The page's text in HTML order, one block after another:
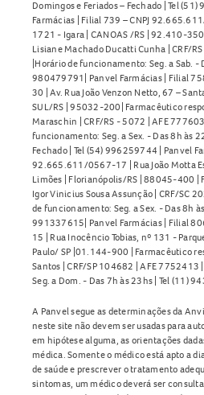
Domingos e Feriados – Fechado | Tel
Farmácias | Filial 739 – CNPJ
1721 - Igara | CANOAS /RS | 92.410-
Lisiane Machado Ducatti Cunha | CRF/
|Horário de funcionamento: Seg. a Sab. -
980479791| Panvel Farmácias | Filial
30 | Av. Rua João Venzon Netto, 67 –
SUL/RS | 95032-200| Farmacêutico
Maraschin | CRF/RS - 5072 | AFE
funcionamento: Seg. a Sex. - Das 8h às
Fechado | Tel (54) 996259744 | Panvel
92.665.611/0567-17 | Rua João Motta
Limões | Florianópolis/RS | 88045-400 |
Igor Vinicius Sousa Assunção | CRF/SC
de funcionamento: Seg. a Sex. - Das 8h
991337615| Panvel Farmácias | Filial
15 | Rua Inocêncio Tobias, nº 131 -
Paulo/ SP |01.144-900 | Farmacêutico
Santos | CRF/SP 104682 | AFE
Seg. a Dom. - Das 7h às 23hs | Tel (11)
A Panvel segue as determinações da
neste site não devem ser usadas para
em hipótese alguma, as orientações
médica. Somente o médico está apto a
de saúde e prescrever o tratamento
sintomas, um médico deverá ser